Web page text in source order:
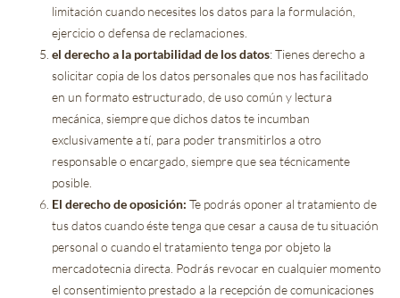
limitación cuando necesites los datos para la formulación,
ejercicio o defensa de reclamaciones.
el derecho a la portabilidad de los datos: Tienes derecho a
solicitar copia de los datos personales que nos has facilitado
en un formato estructurado, de uso común y lectura
mecánica, siempre que dichos datos te incumban
exclusivamente a tí, para poder transmitirlos a otro
responsable o encargado, siempre que sea técnicamente
posible.
El derecho de oposición:Te podrás oponer al tratamiento de
tus datos cuando éste tenga que cesar a causa de tu situación
personal o cuando el tratamiento tenga por objeto la
mercadotecnia directa. Podrás revocar en cualquier momento
el consentimiento prestado a la recepción de comunicaciones